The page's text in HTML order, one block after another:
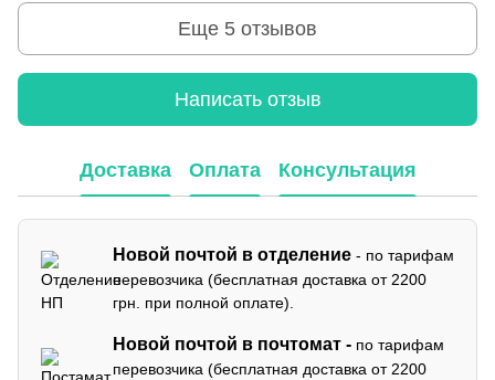
Еще 5 отзывов
Написать отзыв
Доставка Оплата Консультация
Новой почтой в отделение - по тарифам
перевозчика (бесплатная доставка от 2200
грн. при полной оплате).
Новой почтой в почтомат - по тарифам
перевозчика (бесплатная доставка от 2200